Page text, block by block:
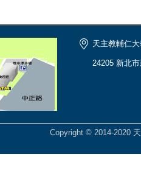
天主教輔仁
24205 新北
Copyright © 2014-2020